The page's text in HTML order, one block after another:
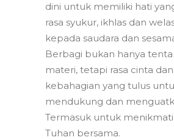
dini untuk memiliki hati
rasa syukur, ikhlas dan
kepada saudara dan
Berbagi bukan hanya
materi, tetapi rasa cinta dan
kebahagian yang tulus
mendukung dan
Termasuk untuk
Tuhan bersama.